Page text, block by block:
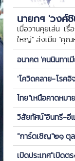
นายกฯ 'วงศ์
เมื่อวานคุยเล่น เ
ใหญ่" ส่งเมีย "คุณ
ของพรรค ให้ลูกก
ซีเครียดซักนิด
อนาคต 'คนนินทาเ
'โควิดคลาย-โรคอิ
ไทย"เหนือคาดหมา
วิสัยทัศน์"อินทรี-อี
"การ์ดเชิญ"๒๑ ตุ
เปิดประเทศ"เปิดต